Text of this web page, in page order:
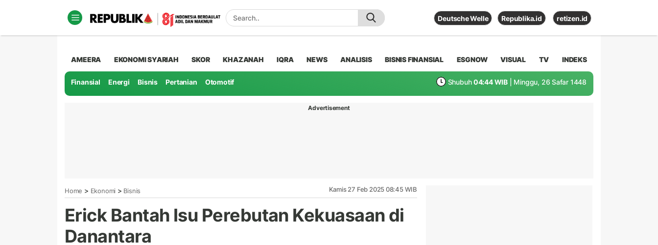
Deutsche Welle Republika.id retizen.id
AMEERA EKONOMI SYARIAH SKOR KHAZANAH IQRA NEWS ANALISIS BISNIS FINANSIAL ESGNOW VISUAL TV INDEKS
Finansial Energi Bisnis Pertanian Otomotif Shubuh 04:44 WIB | Minggu, 26 Safar 1448
Advertisement
Home > Ekonomi > Bisnis Kamis 27 Feb 2025 08:45 WIB
Erick Bantah Isu Perebutan Kekuasaan di
Danantara